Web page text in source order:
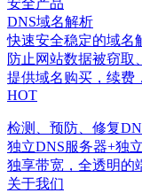
安全产品
DNS域名解析
快速安全稳定的域名
防止网站数据被窃取
提供域名购买，续费
HOT
检测、预防、修复
独立DNS服务器+独
独享带宽，全透明的
关于我们